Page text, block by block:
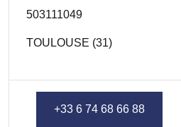
503111049
TOULOUSE (31)
+33 6 74 68 66 88